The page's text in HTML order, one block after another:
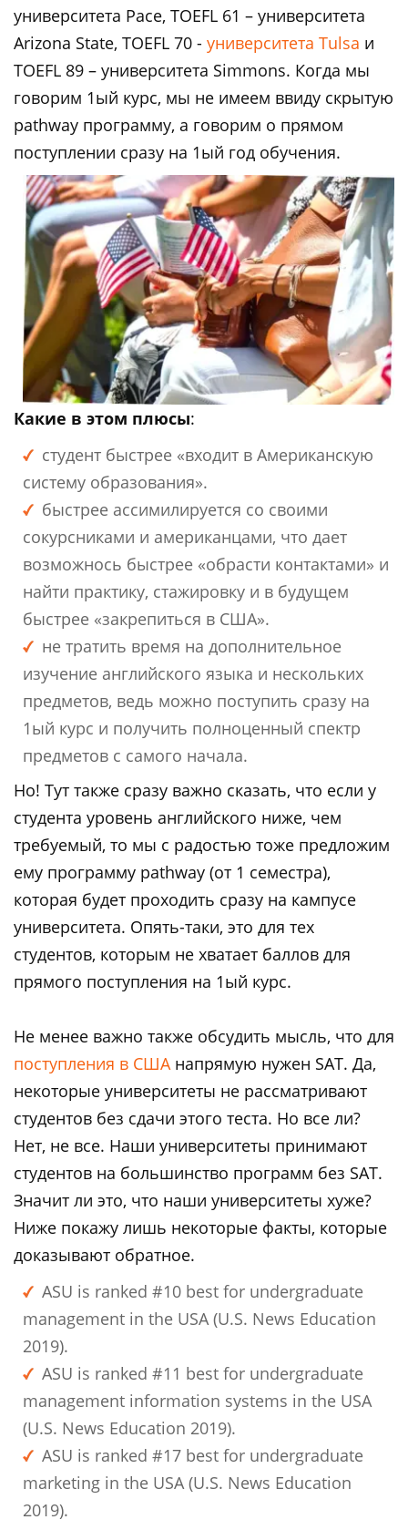
университета Pace, TOEFL 61 – университета
Arizona State, TOEFL 70 - университета Tulsa и
TOEFL 89 – университета Simmons. Когда мы
говорим 1ый курс, мы не имеем ввиду скрытую
pathway программу, а говорим о прямом
поступлении сразу на 1ый год обучения.
Какие в этом плюсы:
студент быстрее «входит в Американскую
систему образования».
быстрее ассимилируется со своими
сокурсниками и американцами, что дает
возможнось быстрее «обрасти контактами» и
найти практику, стажировку и в будущем
быстрее «закрепиться в США».
не тратить время на дополнительное
изучение английского языка и нескольких
предметов, ведь можно поступить сразу на
1ый курс и получить полноценный спектр
предметов с самого начала.
Но! Тут также сразу важно сказать, что если у
студента уровень английского ниже, чем
требуемый, то мы с радостью тоже предложим
ему программу pathway (от 1 семестра),
которая будет проходить сразу на кампусе
университета. Опять-таки, это для тех
студентов, которым не хватает баллов для
прямого поступления на 1ый курс.
Не менее важно также обсудить мысль, что для
поступления в СШАнапрямую нужен SAT. Да,
некоторые университеты не рассматривают
студентов без сдачи этого теста. Но все ли?
Нет, не все. Наши университеты принимают
студентов на большинство программ без SAT.
Значит ли это, что наши университеты хуже?
Ниже покажу лишь некоторые факты, которые
доказывают обратное.
ASU is ranked #10 best for undergraduate
management in the USA (U.S. News Education
2019).
ASU is ranked #11 best for undergraduate
management information systems in the USA
(U.S. News Education 2019).
ASU is ranked #17 best for undergraduate
marketing in the USA (U.S. News Education
2019).